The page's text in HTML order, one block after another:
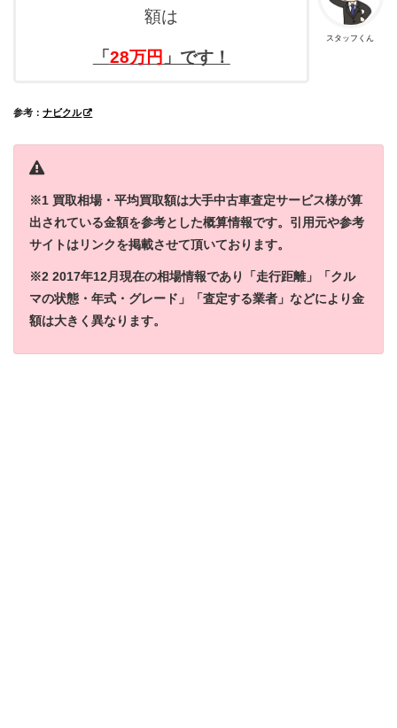
スタッフくん
額は
「28万円 」です！
参考：ナビクル
※1 買取相場・平均買取額は大手中古車査定サービス様が算
出されている金額を参考とした概算情報です。引用元や参考
サイトはリンクを掲載させて頂いております。
※2 2017年12月現在の相場情報であり「走行距離」「クル
マの状態・年式・グレード」「査定する業者」などにより金
額は大きく異なります。